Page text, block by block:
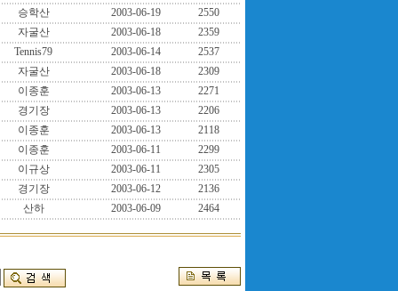
승학산
2003-06-19
2550
자굴산
2003-06-18
2359
Tennis79
2003-06-14
2537
자굴산
2003-06-18
2309
이종훈
2003-06-13
2271
경기장
2003-06-13
2206
이종훈
2003-06-13
2118
이종훈
2003-06-11
2299
이규상
2003-06-11
2305
경기장
2003-06-12
2136
산하
2003-06-09 2464